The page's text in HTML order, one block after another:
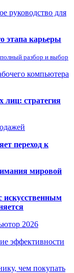
руководство для
этапа карьеры
разбор и выбор
компьютера
лиц: стратегия
переход к
мировой
искусственным
2026
эффективности
чем покупать